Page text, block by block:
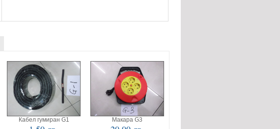
Кабел гумиран G1 Макара G3